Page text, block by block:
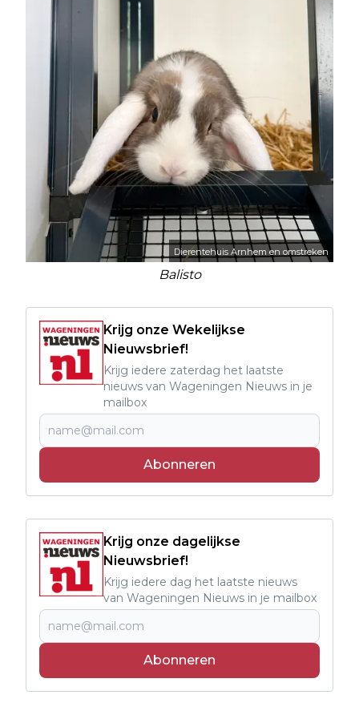
Dierentehuis Arnhem en omstreken
Balisto
Krijg onze Wekelijkse
Nieuwsbrief!
Krijg iedere zaterdag het laatste
nieuws van Wageningen Nieuws in je
mailbox
Abonneren
Krijg onze dagelijkse
Nieuwsbrief!
Krijg iedere dag het laatste nieuws
van Wageningen Nieuws in je mailbox
Abonneren